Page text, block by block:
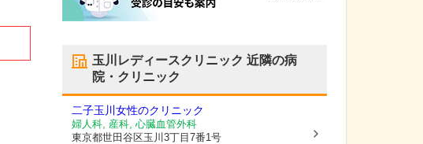
玉川レディースクリニック 近隣の病
院・クリニック
二子玉川女性のクリニック
婦人科, 産科, 心臓血管外科
東京都世田谷区玉川3丁目7番1号